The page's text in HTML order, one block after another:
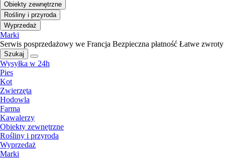
Obiekty zewnętrzne
Rośliny i przyroda
Wyprzedaż
Marki
Serwis posprzedażowy we Francja Bezpieczna płatność Łatwe zwroty
Szukaj
Wysyłka w 24h
Pies
Kot
Zwierzęta
Hodowla
Farma
Kawalerzy
Obiekty zewnętrzne
Rośliny i przyroda
Wyprzedaż
Marki